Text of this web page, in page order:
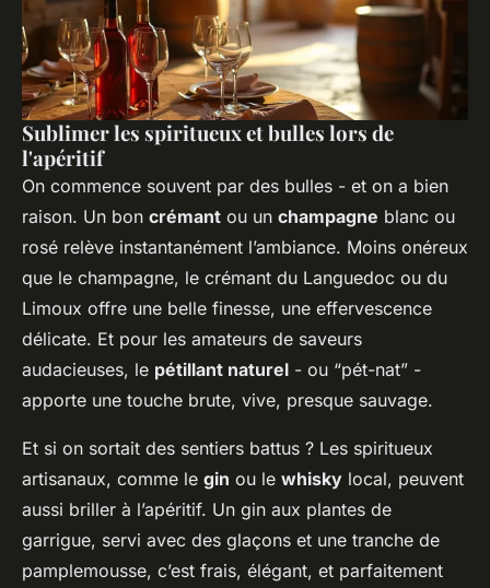
Sublimer les spiritueux et bulles lors de
l'apéritif
On commence souvent par des bulles - et on a bien
raison. Un bon crémant ou un champagne blanc ou
rosé relève instantanément l’ambiance. Moins onéreux
que le champagne, le crémant du Languedoc ou du
Limoux offre une belle finesse, une effervescence
délicate. Et pour les amateurs de saveurs
audacieuses, le pétillant naturel - ou “pét-nat” -
apporte une touche brute, vive, presque sauvage.
Et si on sortait des sentiers battus ? Les spiritueux
artisanaux, comme le gin ou le whisky local, peuvent
aussi briller à l’apéritif. Un gin aux plantes de
garrigue, servi avec des glaçons et une tranche de
pamplemousse, c’est frais, élégant, et parfaitement